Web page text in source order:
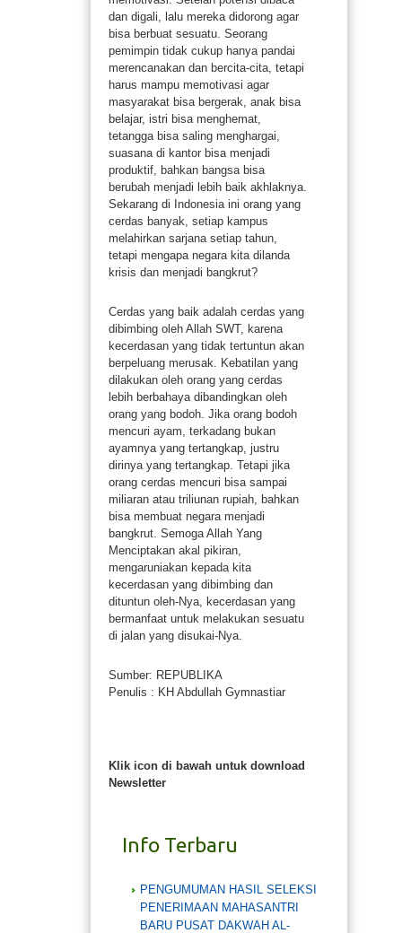
dan digali, lalu mereka didorong agar
bisa berbuat sesuatu. Seorang
pemimpin tidak cukup hanya pandai
merencanakan dan bercita-cita, tetapi
harus mampu memotivasi agar
masyarakat bisa bergerak, anak bisa
belajar, istri bisa menghemat,
tetangga bisa saling menghargai,
suasana di kantor bisa menjadi
produktif, bahkan bangsa bisa
berubah menjadi lebih baik akhlaknya.
Sekarang di Indonesia ini orang yang
cerdas banyak, setiap kampus
melahirkan sarjana setiap tahun,
tetapi mengapa negara kita dilanda
krisis dan menjadi bangkrut?
Cerdas yang baik adalah cerdas yang
dibimbing oleh Allah SWT, karena
kecerdasan yang tidak tertuntun akan
berpeluang merusak. Kebatilan yang
dilakukan oleh orang yang cerdas
lebih berbahaya dibandingkan oleh
orang yang bodoh. Jika orang bodoh
mencuri ayam, terkadang bukan
ayamnya yang tertangkap, justru
dirinya yang tertangkap. Tetapi jika
orang cerdas mencuri bisa sampai
miliaran atau triliunan rupiah, bahkan
bisa membuat negara menjadi
bangkrut. Semoga Allah Yang
Menciptakan akal pikiran,
mengaruniakan kepada kita
kecerdasan yang dibimbing dan
dituntun oleh-Nya, kecerdasan yang
bermanfaat untuk melakukan sesuatu
di jalan yang disukai-Nya.
Sumber: REPUBLIKA
Penulis : KH Abdullah Gymnastiar
Klik icon di bawah untuk download
Newsletter
Info Terbaru
PENGUMUMAN HASIL SELEKSI
PENERIMAAN MAHASANTRI
BARU PUSAT DAKWAH AL-